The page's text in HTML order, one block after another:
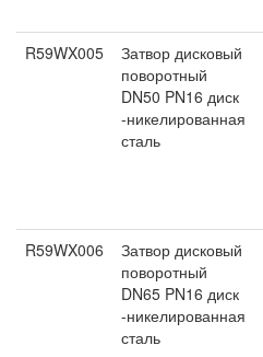
R59WX005
Затвор дисковый
поворотный
DN50 PN16 диск
-никелированная
сталь
R59WX006
Затвор дисковый
поворотный
DN65 PN16 диск
-никелированная
сталь